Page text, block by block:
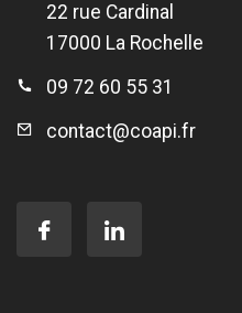
22 rue Cardinal
17000 La Rochelle
09 72 60 55 31
contact@coapi.fr